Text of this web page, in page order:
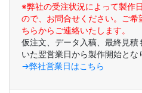
※弊社の受注状況によって製作
ので、お問合せください。ご希
ちらからご連絡いたします。
仮注文、データ入稿、最終見
いた翌営業日から製作開始とな
→弊社営業日はこちら